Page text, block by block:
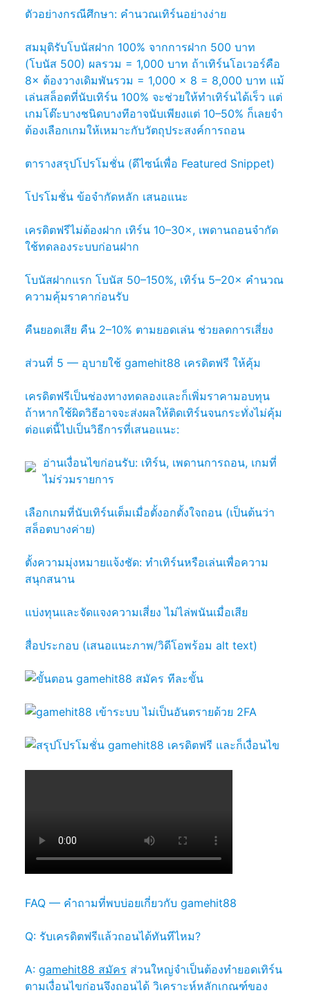
ตัวอย่างกรณีศึกษา: คำนวณเทิร์นอย่างง่าย
สมมุติรับโบนัสฝาก 100% จากการฝาก 500 บาท
(โบนัส 500) ผลรวม = 1,000 บาท ถ้าเทิร์นโอเวอร์คือ
8× ต้องวางเดิมพันรวม = 1,000 × 8 = 8,000 บาท แม้
เล่นสล็อตที่นับเทิร์น 100% จะช่วยให้ทำเทิร์นได้เร็ว แต่
เกมโต๊ะบางชนิดบางทีอาจนับเพียงแต่ 10–50% ก็เลยจำ
ต้องเลือกเกมให้เหมาะกับวัตถุประสงค์การถอน
ตารางสรุปโปรโมชั่น (ดีไซน์เพื่อ Featured Snippet)
โปรโมชั่น ข้อจำกัดหลัก เสนอแนะ
เครดิตฟรีไม่ต้องฝาก เทิร์น 10–30×, เพดานถอนจำกัด
ใช้ทดลองระบบก่อนฝาก
โบนัสฝากแรก โบนัส 50–150%, เทิร์น 5–20× คำนวณ
ความคุ้มราคาก่อนรับ
คืนยอดเสีย คืน 2–10% ตามยอดเล่น ช่วยลดการเสี่ยง
ส่วนที่ 5 — อุบายใช้ gamehit88 เครดิตฟรี ให้คุ้ม
เครดิตฟรีเป็นช่องทางทดลองและก็เพิ่มราคามอบทุน
ถ้าหากใช้ผิดวิธีอาจจะส่งผลให้ติดเทิร์นจนกระทั่งไม่คุ้ม
ต่อแต่นี้ไปเป็นวิธีการที่เสนอแนะ:
อ่านเงื่อนไขก่อนรับ: เทิร์น, เพดานการถอน, เกมที่
ไม่ร่วมรายการ
เลือกเกมที่นับเทิร์นเต็มเมื่อตั้งอกตั้งใจถอน (เป็นต้นว่า
สล็อตบางค่าย)
ตั้งความมุ่งหมายแจ้งชัด: ทำเทิร์นหรือเล่นเพื่อความ
สนุกสนาน
แบ่งทุนและจัดแจงความเสี่ยง ไม่ไล่พนันเมื่อเสีย
สื่อประกอบ (เสนอแนะภาพ/วิดีโอพร้อม alt text)
FAQ — คำถามที่พบบ่อยเกี่ยวกับ gamehit88
Q: รับเครดิตฟรีแล้วถอนได้ทันทีไหม?
A: gamehit88 สมัคร ส่วนใหญ่จำเป็นต้องทำยอดเทิร์น
ตามเงื่อนไขก่อนจึงถอนได้ วิเคราะห์หลักเกณฑ์ของ